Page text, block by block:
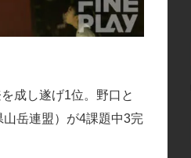
成し遂げ1位。野口と
山岳連盟）が4課題中3完